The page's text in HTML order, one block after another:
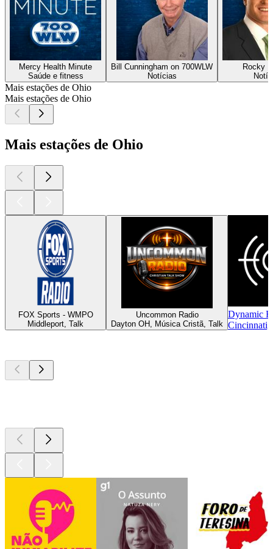
Mercy Health Minute
Saúde e fitness
Bill Cunningham on 700WLW
Notícias
Rocky
Mais estações de Ohio
Mais estações de Ohio
Mais estações de Ohio
FOX Sports - WMPO
Middleport, Talk
Uncommon Radio
Dayton OH, Música Cristã, Talk
Dynamic
Cincinnati,